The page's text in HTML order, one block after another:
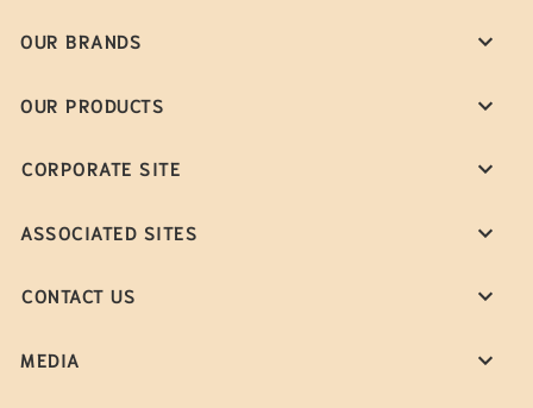
OUR BRANDS
OUR PRODUCTS
CORPORATE SITE
ASSOCIATED SITES
CONTACT US
MEDIA